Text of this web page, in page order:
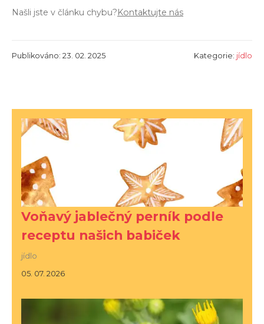
Našli jste v článku chybu?Kontaktujte nás
Publikováno: 23. 02. 2025 Kategorie: jídlo
Voňavý jablečný perník podle
receptu našich babiček
jídlo
05. 07. 2026